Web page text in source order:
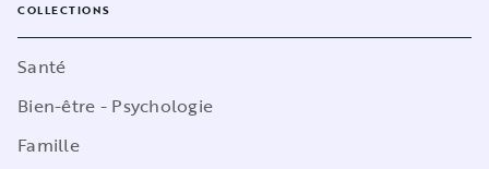
COLLECTIONS
Santé
Bien-être - Psychologie
Famille